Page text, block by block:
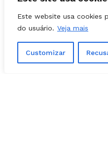
Este website usa cookies
do usuário. Veja mais
Customizar